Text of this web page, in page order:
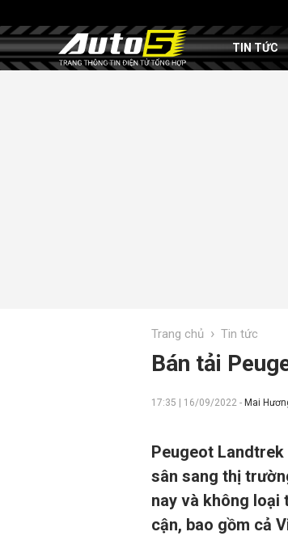
TIN TỨC
Trang chủ › Tin tức
Bán tải
17:35 | 16/09/2022 - Mai
Peugeot
sân sang thị
nay và không loại
cận, bao gồm cả